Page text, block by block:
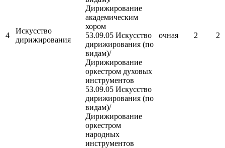
4
Искусство
дирижирования
Дирижирование
академическим
хором
53.09.05 Искусство
дирижирования (по
видам)/
Дирижирование
оркестром духовых
инструментов
53.09.05 Искусство
дирижирования (по
видам)/
Дирижирование
оркестром
народных
инструментов
очная 2 2